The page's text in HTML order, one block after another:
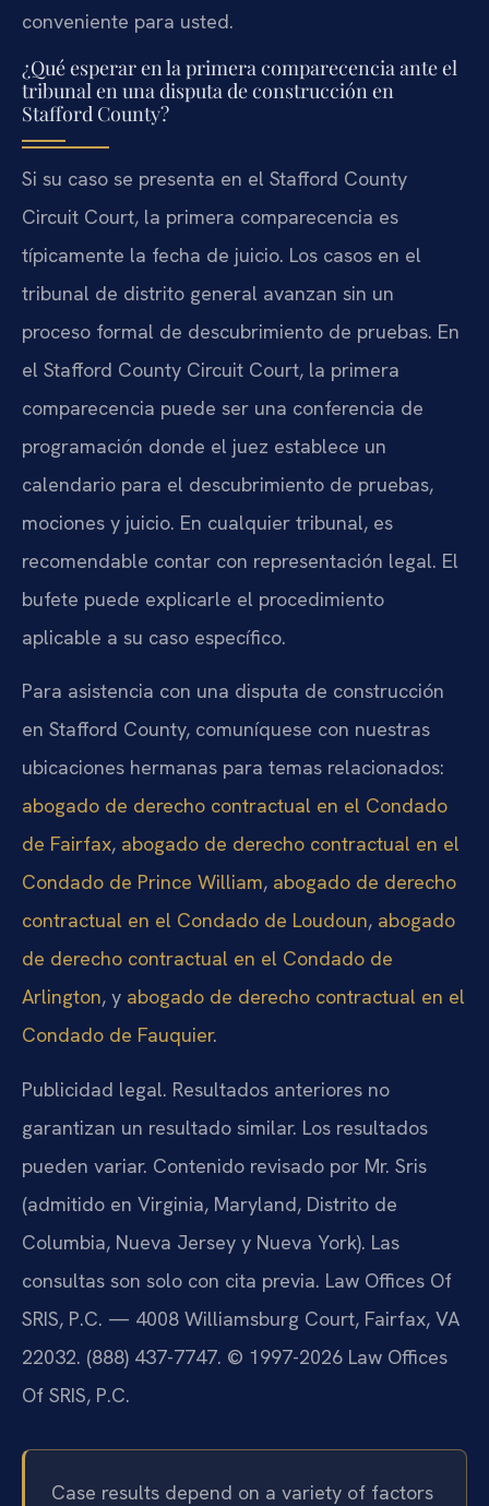
conveniente para usted.
¿Qué esperar en la primera comparecencia ante el
tribunal en una disputa de construcción en
Stafford County?
Si su caso se presenta en el Stafford County
Circuit Court, la primera comparecencia es
típicamente la fecha de juicio. Los casos en el
tribunal de distrito general avanzan sin un
proceso formal de descubrimiento de pruebas. En
el Stafford County Circuit Court, la primera
comparecencia puede ser una conferencia de
programación donde el juez establece un
calendario para el descubrimiento de pruebas,
mociones y juicio. En cualquier tribunal, es
recomendable contar con representación legal. El
bufete puede explicarle el procedimiento
aplicable a su caso específico.
Para asistencia con una disputa de construcción
en Stafford County, comuníquese con nuestras
ubicaciones hermanas para temas relacionados:
abogado de derecho contractual en el Condado
de Fairfax, abogado de derecho contractual en el
Condado de Prince William, abogado de derecho
contractual en el Condado de Loudoun, abogado
de derecho contractual en el Condado de
Arlington, y abogado de derecho contractual en el
Condado de Fauquier.
Publicidad legal. Resultados anteriores no
garantizan un resultado similar. Los resultados
pueden variar. Contenido revisado por Mr. Sris
(admitido en Virginia, Maryland, Distrito de
Columbia, Nueva Jersey y Nueva York). Las
consultas son solo con cita previa. Law Offices Of
SRIS, P.C. — 4008 Williamsburg Court, Fairfax, VA
22032. (888) 437-7747. © 1997-2026 Law Offices
Of SRIS, P.C.
Case results depend on a variety of factors